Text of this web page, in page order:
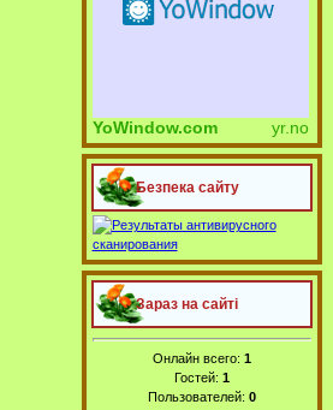
YoWindow.com yr.no
Безпека сайту
Зараз на сайті
Онлайн всего: 1
Гостей: 1
Пользователей: 0